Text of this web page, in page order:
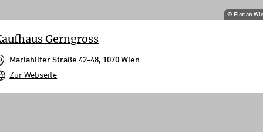
© Florian
Gerngross
Mariahilfer Straße 42-48, 1070 Wien
Zur Webseite